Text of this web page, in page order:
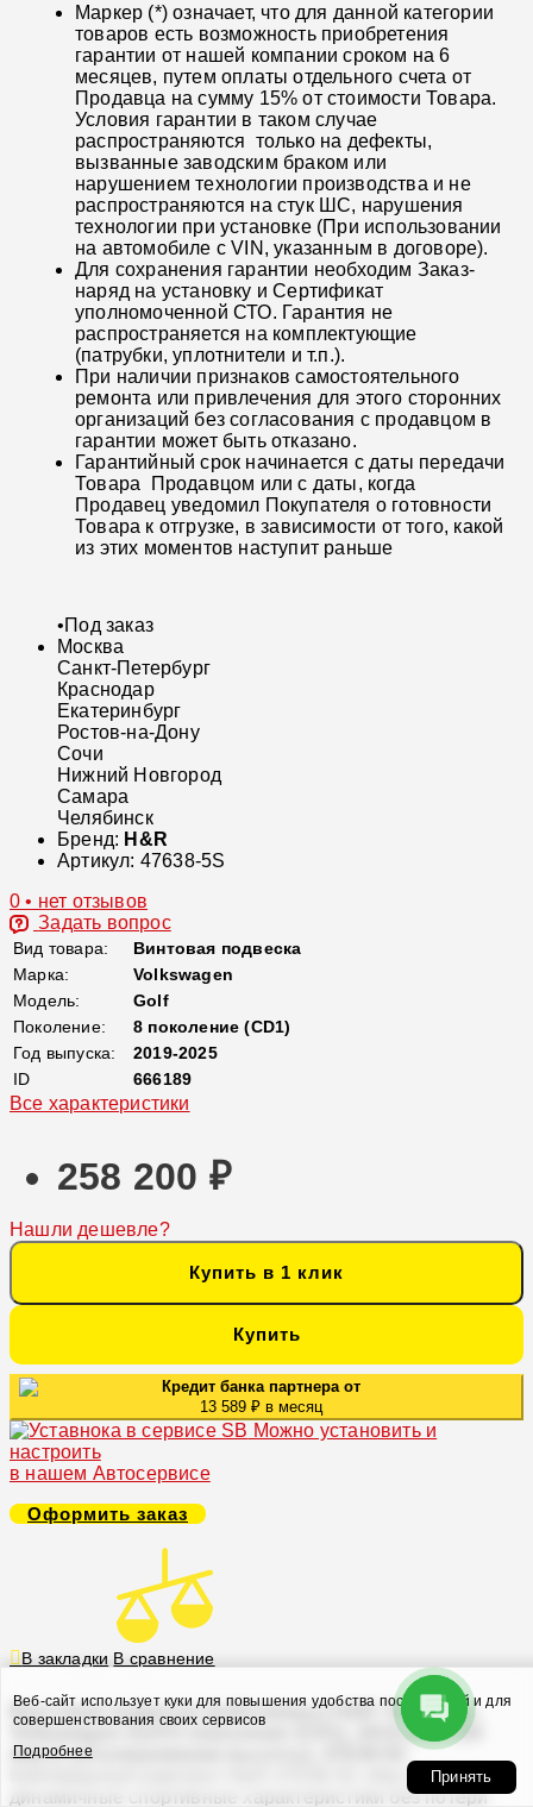
Маркер (*) означает, что для данной категории
товаров есть возможность приобретения
гарантии от нашей компании сроком на 6
месяцев, путем оплаты отдельного счета от
Продавца на сумму 15% от стоимости Товара.
Условия гарантии в таком случае
распространяются только на дефекты,
вызванные заводским браком или
нарушением технологии производства и не
распространяются на стук ШС, нарушения
технологии при установке (При использовании
на автомобиле с VIN, указанным в договоре).
Для сохранения гарантии необходим Заказ-
наряд на установку и Сертификат
уполномоченной СТО. Гарантия не
распространяется на комплектующие
(патрубки, уплотнители и т.п.).
При наличии признаков самостоятельного
ремонта или привлечения для этого сторонних
организаций без согласования с продавцом в
гарантии может быть отказано.
Гарантийный срок начинается с даты передачи
Товара Продавцом или с даты, когда
Продавец уведомил Покупателя о готовности
Товара к отгрузке, в зависимости от того, какой
из этих моментов наступит раньше
•Под заказ
Москва
Санкт-Петербург
Краснодар
Екатеринбург
Ростов-на-Дону
Сочи
Нижний Новгород
Самара
Челябинск
Бренд: H&R
Артикул: 47638-5S
0 • нет отзывов
Задать вопрос
Вид товара:
Винтовая подвеска
Марка:
Volkswagen
Модель:
Golf
Поколение:
8 поколение (CD1)
Год выпуска:
2019-2025
ID
666189
Все характеристики
258 200 ₽
Нашли дешевле?
Купить в 1 клик
Купить
Кредит банка партнера от
13 589 ₽ в месяц
Можно установить и
настроить
в нашем Автосервисе
Оформить заказ
В закладки В сравнение
Винтовая подвеска (койловеры) H&R Twin-Tube,
Volkswagen Golf 8 поколение (CD1), 2019-2025 (55
мм) (с регулировками высоты), 47638-5S
Койловерный комплект H&R 47638-5S обеспечивает
динамичные спортивные характеристики без потери
Веб-сайт использует куки для повышения удобства посетителей и для
совершенствования своих сервисов
Подробнее
Принять